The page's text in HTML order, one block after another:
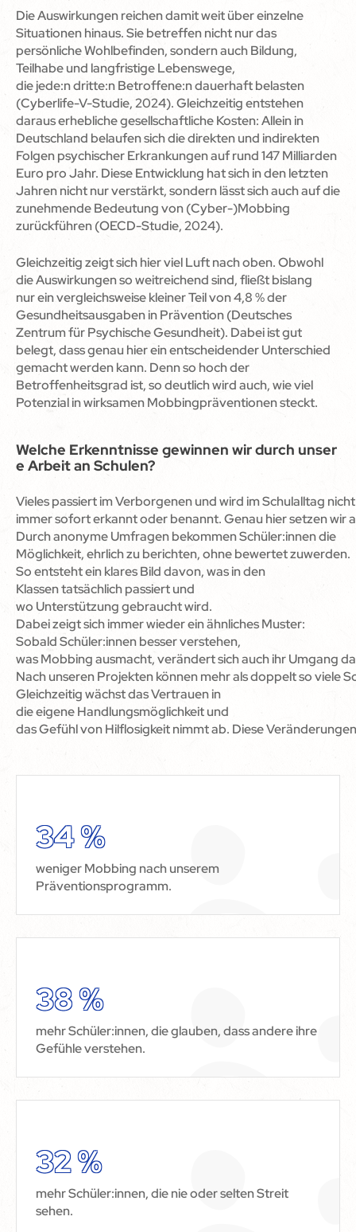
Die Auswirkungen reichen damit weit über einzelne
Situationen hinaus. Sie betreffen nicht nur das
persönliche Wohlbefinden, sondern auch Bildung,
Teilhabe und langfristige Lebenswege,
die jede:n dritte:n Betroffene:n dauerhaft belasten
(Cyberlife-V-Studie, 2024). Gleichzeitig entstehen
daraus erhebliche gesellschaftliche Kosten: Allein in
Deutschland belaufen sich die direkten und indirekten
Folgen psychischer Erkrankungen auf rund 147 Milliarden
Euro pro Jahr. Diese Entwicklung hat sich in den letzten
Jahren nicht nur verstärkt, sondern lässt sich auch auf die
zunehmende Bedeutung von (Cyber-)Mobbing
zurückführen (OECD-Studie, 2024).
Gleichzeitig zeigt sich hier viel Luft nach oben. Obwohl
die Auswirkungen so weitreichend sind, fließt bislang
nur ein vergleichsweise kleiner Teil von 4,8 % der
Gesundheitsausgaben in Prävention (Deutsches
Zentrum für Psychische Gesundheit). Dabei ist gut
belegt, dass genau hier ein entscheidender Unterschied
gemacht werden kann. Denn so hoch der
Betroffenheitsgrad ist, so deutlich wird auch, wie viel
Potenzial in wirksamen Mobbingpräventionen steckt.
Welche Erkenntnisse gewinnen wir durch unser
e Arbeit an Schulen?
Vieles passiert im Verborgenen und wird im Schulalltag nicht
immer sofort erkannt oder benannt. Genau hier setzen wir
Durch anonyme Umfragen bekommen Schüler:innen die
Möglichkeit, ehrlich zu berichten, ohne bewertet zuwerden.
So entsteht ein klares Bild davon, was in den
Klassen tatsächlich passiert und
wo Unterstützung gebraucht wird.
Dabei zeigt sich immer wieder ein ähnliches Muster:
Sobald Schüler:innen besser verstehen,
was Mobbing ausmacht, verändert sich auch ihr Umgang
Nach unseren Projekten können mehr als doppelt so viele
Gleichzeitig wächst das Vertrauen in
die eigene Handlungsmöglichkeit und
das Gefühl von Hilflosigkeit nimmt ab. Diese
34 %
weniger Mobbing nach unserem
Präventionsprogramm.
38 %
mehr Schüler:innen, die glauben, dass andere ihre
Gefühle verstehen.
32 %
mehr Schüler:innen, die nie oder selten Streit
sehen.